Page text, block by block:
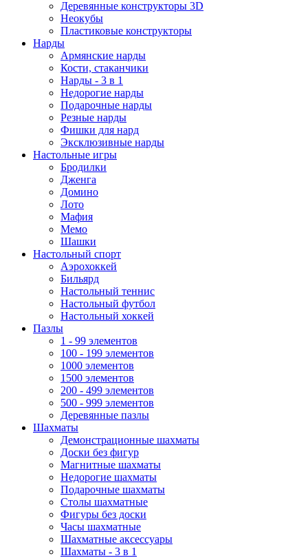
Деревянные конструкторы 3D
Неокубы
Пластиковые конструкторы
Нарды
Армянские нарды
Кости, стаканчики
Нарды - 3 в 1
Недорогие нарды
Подарочные нарды
Резные нарды
Фишки для нард
Эксклюзивные нарды
Настольные игры
Бродилки
Дженга
Домино
Лото
Мафия
Мемо
Шашки
Настольный спорт
Аэрохоккей
Бильярд
Настольный теннис
Настольный футбол
Настольный хоккей
Пазлы
1 - 99 элементов
100 - 199 элементов
1000 элементов
1500 элементов
200 - 499 элементов
500 - 999 элементов
Деревянные пазлы
Шахматы
Демонстрационные шахматы
Доски без фигур
Магнитные шахматы
Недорогие шахматы
Подарочные шахматы
Столы шахматные
Фигуры без доски
Часы шахматные
Шахматные аксессуары
Шахматы - 3 в 1